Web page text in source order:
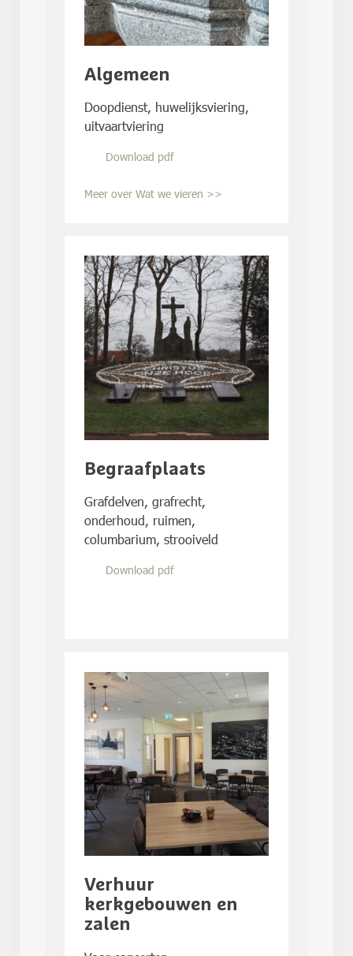
Algemeen
Doopdienst, huwelijksviering,
uitvaartviering
Download pdf
Meer over Wat we vieren >>
Begraafplaats
Grafdelven, grafrecht,
onderhoud, ruimen,
columbarium, strooiveld
Download pdf
Verhuur
kerkgebouwen en
zalen